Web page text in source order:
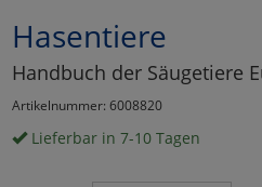
Hasentiere
Handbuch der Säugetiere
Artikelnummer: 6008820
Lieferbar in 7-10 Tagen
Marketing
Umfragetools
Cookies
Alle